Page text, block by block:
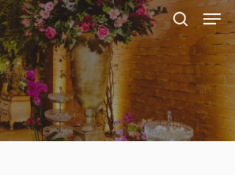
search
Menu
Close
Filters
Menu